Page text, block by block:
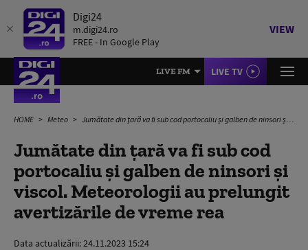
Digi24
m.digi24.ro
FREE - In Google Play
VIEW
LIVE FM LIVE TV
HOME Meteo Jumătate din țară va fi sub cod portocaliu și galben de ninsori și viscol. Meteorologii au prelungit avertizările de vreme rea
Jumătate din țară va fi sub cod
portocaliu și galben de ninsori și
viscol. Meteorologii au prelungit
avertizările de vreme rea
Data actualizării:24.11.2023 15:24